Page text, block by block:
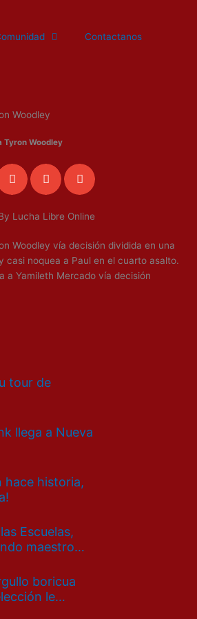
Contactanos
Woodley
Tyron Woodley
Lucha Libre Online
Woodley vía decisión dividida en una
casi noquea a Paul en el cuarto asalto.
a Yamileth Mercado vía decisión
tour de
llega a Nueva
hace historia,
Escuelas,
maestro…
boricua
le…